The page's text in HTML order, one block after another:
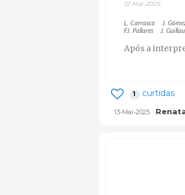
12-Mai-2025
L. Carrasco J.
FJ. Pallarés
J.
Após a
1 curtidas
13-Mai-2025